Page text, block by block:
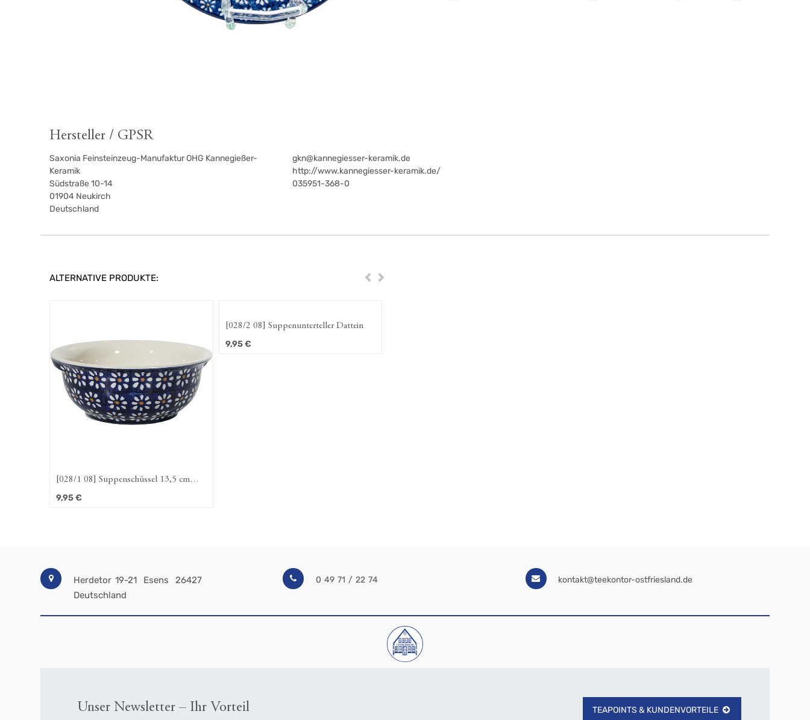
Hersteller / GPSR
Saxonia Feinsteinzeug-Manufaktur OHG Kannegießer-
Keramik
Südstraße 10-14
01904 Neukirch
Deutschland
gkn@kannegiesser-keramik.de
http://www.kannegiesser-keramik.de/
035951-368-0
ALTERNATIVE PRODUKTE: ZurückWeiter
[028/1 08] Suppenschüssel 13,5 cm
Dekor außen Dattein
9,95€
[028/2 08] Suppenunterteller Dattein
9,95€
Herdetor 19-21 Esens
26427
Deutschland
0 49 71 / 22 74 kontakt@teekontor-ostfriesland.de
Unser Newsletter – Ihr Vorteil TEAPOINTS & KUNDENVORTEILE